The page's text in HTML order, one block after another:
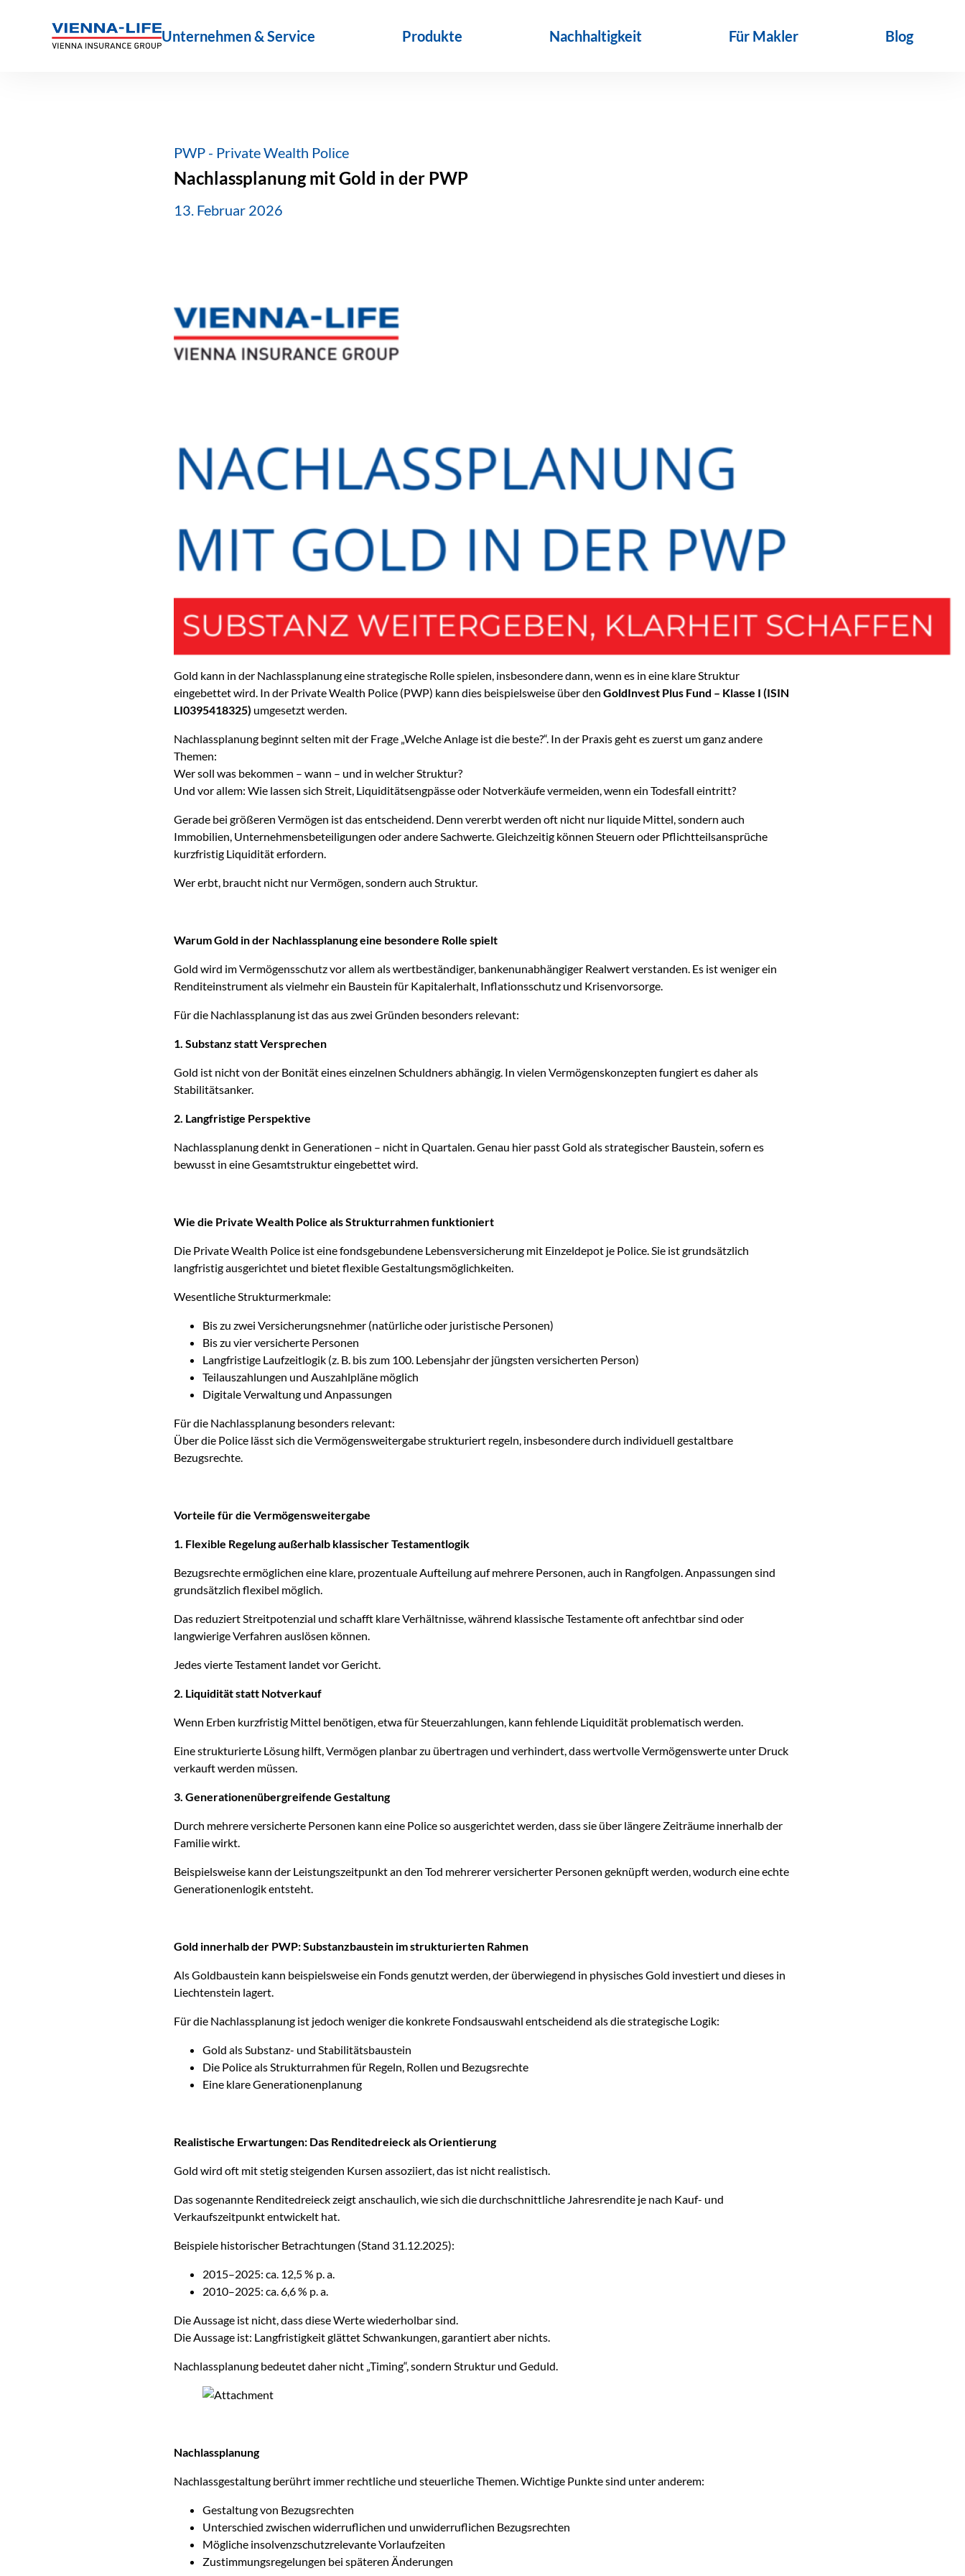
Unternehmen & Service Produkte Nachhaltigkeit Für Makler Blog
PWP - Private Wealth Police
Nachlassplanung mit Gold in der PWP
13. Februar 2026
Gold kann in der Nachlassplanung eine strategische Rolle spielen, insbesondere dann, wenn es in eine klare Struktur
eingebettet wird. In der Private Wealth Police (PWP) kann dies beispielsweise über den GoldInvest Plus Fund – Klasse I (ISIN
LI0395418325) umgesetzt werden.
Nachlassplanung beginnt selten mit der Frage „Welche Anlage ist die beste?“. In der Praxis geht es zuerst um ganz andere
Themen:
Wer soll was bekommen – wann – und in welcher Struktur?
Und vor allem: Wie lassen sich Streit, Liquiditätsengpässe oder Notverkäufe vermeiden, wenn ein Todesfall eintritt?
Gerade bei größeren Vermögen ist das entscheidend. Denn vererbt werden oft nicht nur liquide Mittel, sondern auch
Immobilien, Unternehmensbeteiligungen oder andere Sachwerte. Gleichzeitig können Steuern oder Pflichtteilsansprüche
kurzfristig Liquidität erfordern.
Wer erbt, braucht nicht nur Vermögen, sondern auch Struktur.
Warum Gold in der Nachlassplanung eine besondere Rolle spielt
Gold wird im Vermögensschutz vor allem als wertbeständiger, bankenunabhängiger Realwert verstanden. Es ist weniger ein
Renditeinstrument als vielmehr ein Baustein für Kapitalerhalt, Inflationsschutz und Krisenvorsorge.
Für die Nachlassplanung ist das aus zwei Gründen besonders relevant:
1. Substanz statt Versprechen
Gold ist nicht von der Bonität eines einzelnen Schuldners abhängig. In vielen Vermögenskonzepten fungiert es daher als
Stabilitätsanker.
2. Langfristige Perspektive
Nachlassplanung denkt in Generationen – nicht in Quartalen. Genau hier passt Gold als strategischer Baustein, sofern es
bewusst in eine Gesamtstruktur eingebettet wird.
Wie die Private Wealth Police als Strukturrahmen funktioniert
Die Private Wealth Police ist eine fondsgebundene Lebensversicherung mit Einzeldepot je Police. Sie ist grundsätzlich
langfristig ausgerichtet und bietet flexible Gestaltungsmöglichkeiten.
Wesentliche Strukturmerkmale:
Bis zu zwei Versicherungsnehmer (natürliche oder juristische Personen)
Bis zu vier versicherte Personen
Langfristige Laufzeitlogik (z. B. bis zum 100. Lebensjahr der jüngsten versicherten Person)
Teilauszahlungen und Auszahlpläne möglich
Digitale Verwaltung und Anpassungen
Für die Nachlassplanung besonders relevant:
Über die Police lässt sich die Vermögensweitergabe strukturiert regeln, insbesondere durch individuell gestaltbare
Bezugsrechte.
Vorteile für die Vermögensweitergabe
1. Flexible Regelung außerhalb klassischer Testamentlogik
Bezugsrechte ermöglichen eine klare, prozentuale Aufteilung auf mehrere Personen, auch in Rangfolgen. Anpassungen sind
grundsätzlich flexibel möglich.
Das reduziert Streitpotenzial und schafft klare Verhältnisse, während klassische Testamente oft anfechtbar sind oder
langwierige Verfahren auslösen können.
Jedes vierte Testament landet vor Gericht.
2. Liquidität statt Notverkauf
Wenn Erben kurzfristig Mittel benötigen, etwa für Steuerzahlungen, kann fehlende Liquidität problematisch werden.
Eine strukturierte Lösung hilft, Vermögen planbar zu übertragen und verhindert, dass wertvolle Vermögenswerte unter Druck
verkauft werden müssen.
3. Generationenübergreifende Gestaltung
Durch mehrere versicherte Personen kann eine Police so ausgerichtet werden, dass sie über längere Zeiträume innerhalb der
Familie wirkt.
Beispielsweise kann der Leistungszeitpunkt an den Tod mehrerer versicherter Personen geknüpft werden, wodurch eine echte
Generationenlogik entsteht.
Gold innerhalb der PWP: Substanzbaustein im strukturierten Rahmen
Als Goldbaustein kann beispielsweise ein Fonds genutzt werden, der überwiegend in physisches Gold investiert und dieses in
Liechtenstein lagert.
Für die Nachlassplanung ist jedoch weniger die konkrete Fondsauswahl entscheidend als die strategische Logik:
Gold als Substanz- und Stabilitätsbaustein
Die Police als Strukturrahmen für Regeln, Rollen und Bezugsrechte
Eine klare Generationenplanung
Realistische Erwartungen: Das Renditedreieck als Orientierung
Gold wird oft mit stetig steigenden Kursen assoziiert, das ist nicht realistisch.
Das sogenannte Renditedreieck zeigt anschaulich, wie sich die durchschnittliche Jahresrendite je nach Kauf- und
Verkaufszeitpunkt entwickelt hat.
Beispiele historischer Betrachtungen (Stand 31.12.2025):
2015–2025: ca. 12,5 % p. a.
2010–2025: ca. 6,6 % p. a.
Die Aussage ist nicht, dass diese Werte wiederholbar sind.
Die Aussage ist: Langfristigkeit glättet Schwankungen, garantiert aber nichts.
Nachlassplanung bedeutet daher nicht „Timing“, sondern Struktur und Geduld.
Nachlassplanung
Nachlassgestaltung berührt immer rechtliche und steuerliche Themen. Wichtige Punkte sind unter anderem:
Gestaltung von Bezugsrechten
Unterschied zwischen widerruflichen und unwiderruflichen Bezugsrechten
Mögliche insolvenzschutzrelevante Vorlaufzeiten
Zustimmungsregelungen bei späteren Änderungen